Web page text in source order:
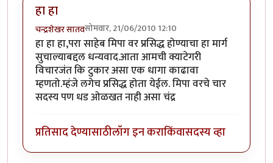
हा हा
चन्द्रशेखर सातवसोमवार, 21/06/2010 12:10
हा हा हा,परा साहेब मिपा वर प्रसिद्ध होण्याचा हा मार्ग
सुचाल्याबद्दल धन्यवाद.आता आमची क्याटेगरी
विचारजंत कि टुकार असा एक धागा काढावा
म्हणतो.म्हंजे लगेच प्रसिद्ध होता येईल. मिपा वरचे चार
सदस्य पण धड ओळखत नाही असा चंद्र
प्रतिसाद देण्यासाठीलॉग इन कराकिंवासदस्य व्हा